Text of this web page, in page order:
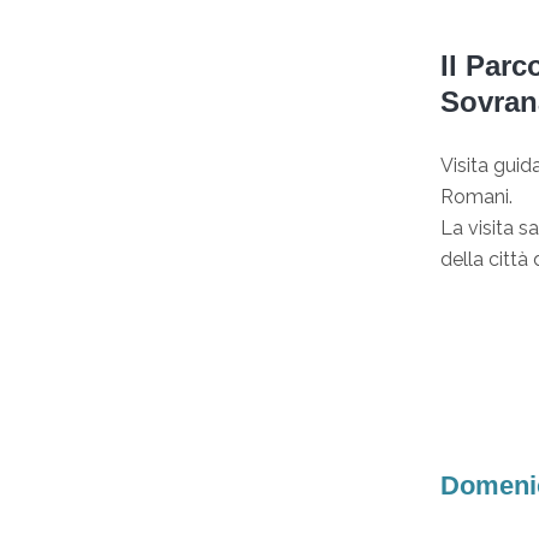
Il
Visita
Romani.
La visita
della città